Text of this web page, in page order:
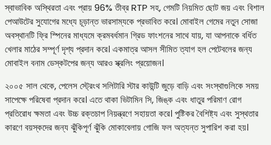
স্বাভাবিক অস্থিরতা এবং প্রায় 96% তীব্র RTP সহ, গেমটি নিয়মিত ছোট জয় এবং বিশাল
পেআউটের সুযোগের মধ্যে চূড়ান্ত ভারসাম্যকে প্রভাবিত করে। মোবাইল গেমের নতুন সোজা
অবস্থানটি ফ্রি স্পিনের মাধ্যমে ক্রমবর্ধমান গ্রিড ফাংশনের সাথে যায়, যা আপনাকে বর্ধিত
খেলার মাঠের সম্পূর্ণ দৃশ্য প্রদান করে। একমাত্র আসল সীমিত ত্যাগ হল পেটেবলের জন্য
মোবাইল বনাম ডেস্কটপের জন্য আরও স্ক্রলিং প্রয়োজন।
২০০৫ সাল থেকে, পেলেস স্ট্রেংথ সলিটারি স্টার কাউন্টি জুড়ে বাড়ি এবং সংস্থাগুলিকে সময়
সাপেক্ষে পরিষেবা প্রদান করে। এতে থাকা ভিটামিন সি, জিঙ্ক এবং ধাতুর পরিমাণ রোগ
প্রতিরোধ ক্ষমতা এবং উচ্চ রক্তচাপ নিয়ন্ত্রণে সহায়তা করে। পুষ্টিকর বৈশিষ্ট্য এবং সুস্থতার
কারণে বয়স্কদের জন্য ঝুঁকিপূর্ণ ঝুঁকি মোকাবেলায় গোজি ফল অত্যন্ত সুপারিশ করা হয়।